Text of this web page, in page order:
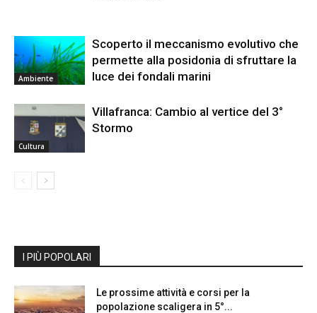
Ambiente
Scoperto il meccanismo evolutivo che
permette alla posidonia di sfruttare la
luce dei fondali marini
Cultura
Villafranca: Cambio al vertice del 3°
Stormo
I PIÙ POPOLARI
Le prossime attività e corsi per la
popolazione scaligera in 5°...